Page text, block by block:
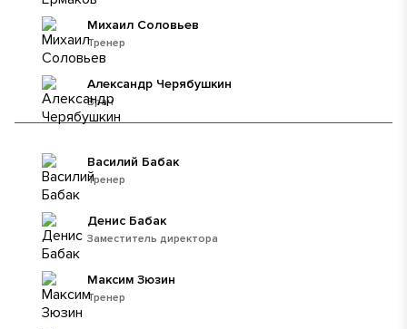
Тренер
Михаил Соловьев
Врач
Александр Черябушкин
Тренер
Василий Бабак
Заместитель директора
Денис Бабак
Тренер
Максим Зюзин